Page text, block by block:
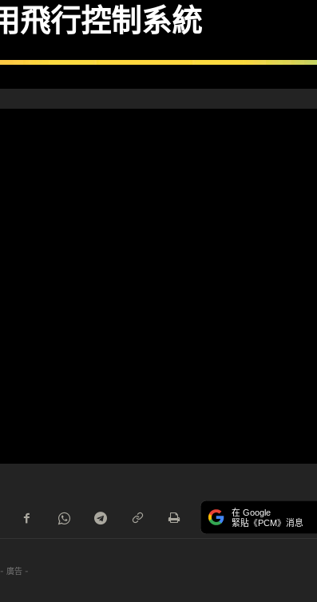
飛行控制系統
在 Google
緊貼《PCM》消息
- 廣告 -